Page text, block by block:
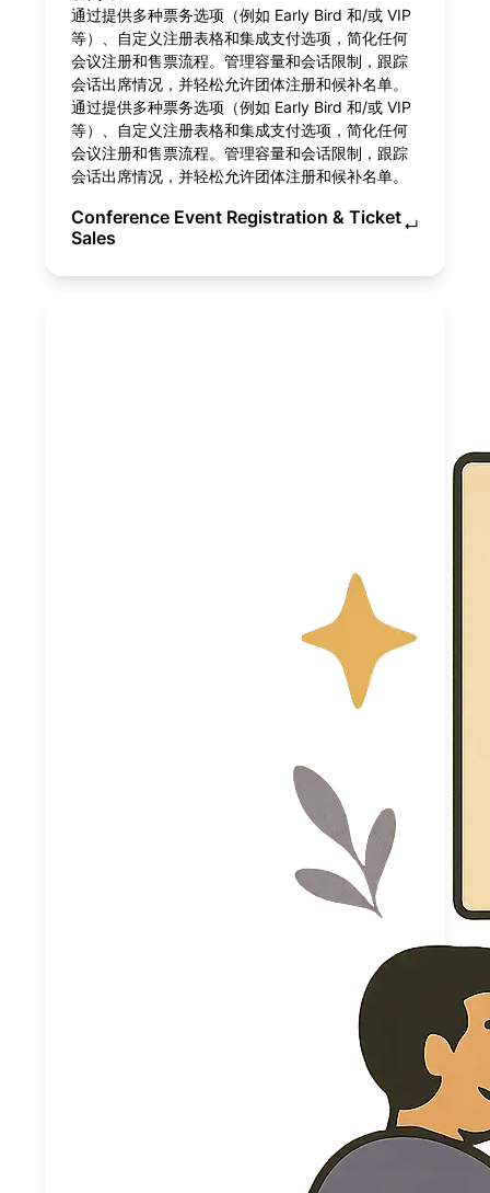
通过提供多种票务选项（例如 Early Bird 和/或 VIP
等）、自定义注册表格和集成支付选项，简化任何
会议注册和售票流程。管理容量和会话限制，跟踪
会话出席情况，并轻松允许团体注册和候补名单。
通过提供多种票务选项（例如 Early Bird 和/或 VIP
等）、自定义注册表格和集成支付选项，简化任何
会议注册和售票流程。管理容量和会话限制，跟踪
会话出席情况，并轻松允许团体注册和候补名单。
Conference Event Registration & Ticket
Sales
↵